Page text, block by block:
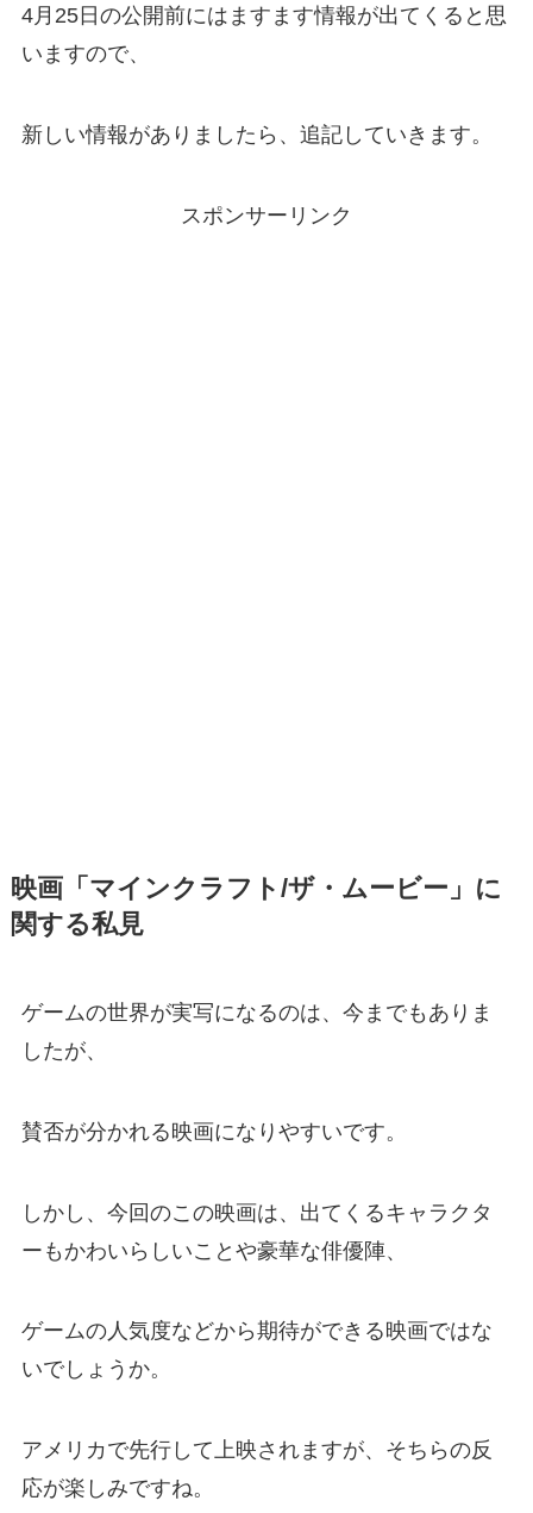
4月25日の公開前にはますます情報が出てくると思
いますので、
新しい情報がありましたら、追記していきます。
スポンサーリンク
映画「マインクラフト/ザ・ムービー」に
関する私見
ゲームの世界が実写になるのは、今までもありま
したが、
賛否が分かれる映画になりやすいです。
しかし、今回のこの映画は、出てくるキャラクタ
ーもかわいらしいことや豪華な俳優陣、
ゲームの人気度などから期待ができる映画ではな
いでしょうか。
アメリカで先行して上映されますが、そちらの反
応が楽しみですね。